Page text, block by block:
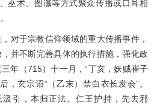
巫术、图谶等方式聚众传播或口耳相
对于宗教信仰领域的重大传播事件，
并不断完善具体的执行措施，强化政
年（715）十一月，“丁亥，妖贼崔子
，玄宗诏“（乙末）禁白衣长发会”。
汲引，本归正法。仁王护持，先去邪